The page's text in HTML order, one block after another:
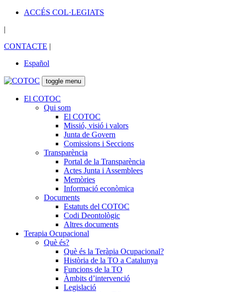
ACCÉS COL·LEGIATS
|
CONTACTE |
Español
toggle menu
El COTOC
Qui som
El COTOC
Missió, visió i valors
Junta de Govern
Comissions i Seccions
Transparència
Portal de la Transparència
Actes Junta i Assemblees
Memòries
Informació econòmica
Documents
Estatuts del COTOC
Codi Deontològic
Altres documents
Terapia Ocupacional
Què és?
Què és la Teràpia Ocupacional?
Història de la TO a Catalunya
Funcions de la TO
Àmbits d’intervenció
Legislació